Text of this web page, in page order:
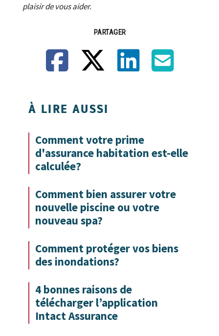
plaisir de vous aider.
PARTAGER
Facebook LinkedIn
À LIRE AUSSI
Comment votre prime
d'assurance habitation est-elle
calculée?
Comment bien assurer votre
nouvelle piscine ou votre
nouveau spa?
Comment protéger vos biens
des inondations?
4 bonnes raisons de
télécharger l’application
Intact Assurance